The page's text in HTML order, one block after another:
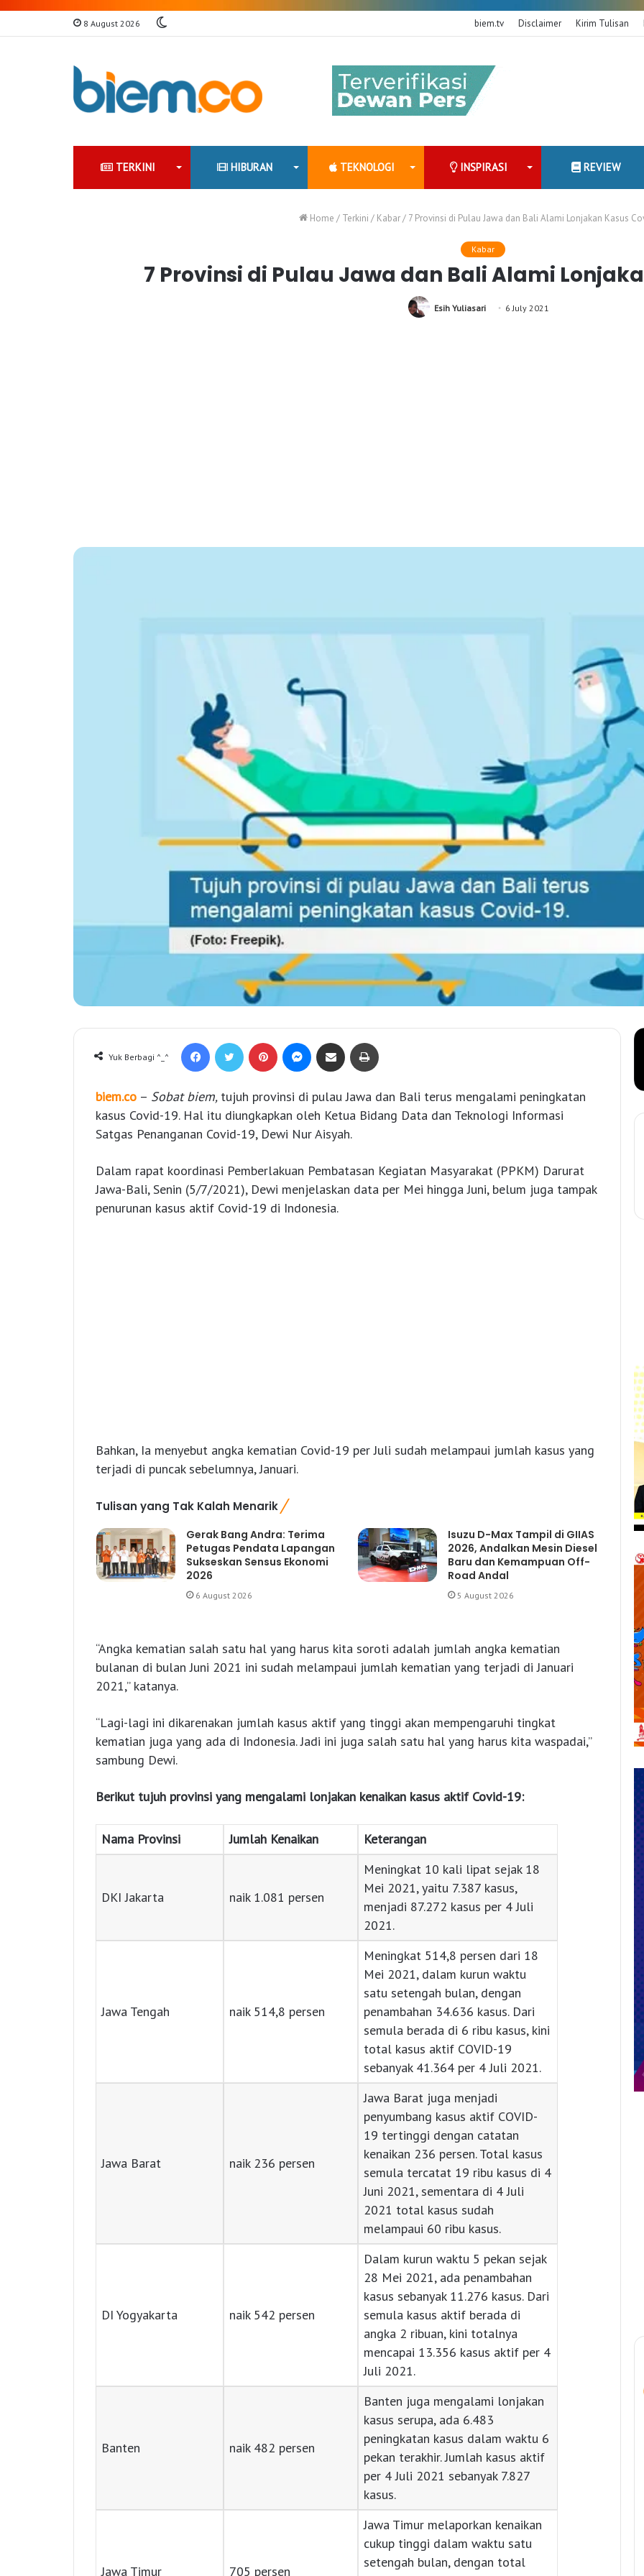
8 August 2026 biem.tv Disclaimer Kirim Tulisan
TERKINI HIBURAN TEKNOLOGI INSPIRASI REVIEW
Home / Terkini / Kabar / 7 Provinsi di Pulau Jawa dan Bali Alami Lonjakan Kasus
Kabar
7 Provinsi di Pulau Jawa dan Bali Alami
Esih Yuliasari 6 July 2021
Yuk Berbagi ^_^
biem.co – Sobat biem, tujuh provinsi di pulau Jawa dan Bali terus mengalami peningkatan
kasus Covid-19. Hal itu diungkapkan oleh Ketua Bidang Data dan Teknologi Informasi
Satgas Penanganan Covid-19, Dewi Nur Aisyah.
Dalam rapat koordinasi Pemberlakuan Pembatasan Kegiatan Masyarakat (PPKM) Darurat
Jawa-Bali, Senin (5/7/2021), Dewi menjelaskan data per Mei hingga Juni, belum juga tampak
penurunan kasus aktif Covid-19 di Indonesia.
Bahkan, Ia menyebut angka kematian Covid-19 per Juli sudah melampaui jumlah kasus yang
terjadi di puncak sebelumnya, Januari.
Tulisan yang Tak Kalah Menarik
Gerak Bang Andra: Terima
Petugas Pendata Lapangan
Sukseskan Sensus Ekonomi
2026
6 August 2026
Isuzu D-Max Tampil di GIIAS
2026, Andalkan Mesin Diesel
Baru dan Kemampuan Off-
Road Andal
5 August 2026
“Angka kematian salah satu hal yang harus kita soroti adalah jumlah angka kematian
bulanan di bulan Juni 2021 ini sudah melampaui jumlah kematian yang terjadi di Januari
2021,” katanya.
“Lagi-lagi ini dikarenakan jumlah kasus aktif yang tinggi akan mempengaruhi tingkat
kematian juga yang ada di Indonesia. Jadi ini juga salah satu hal yang harus kita waspadai,”
sambung Dewi.
Berikut tujuh provinsi yang mengalami lonjakan kenaikan kasus aktif Covid-19:
Nama Provinsi Jumlah Kenaikan Keterangan
DKI Jakarta naik 1.081 persen
Meningkat 10 kali lipat sejak 18
Mei 2021, yaitu 7.387 kasus,
menjadi 87.272 kasus per 4 Juli
2021.
Jawa Tengah naik 514,8 persen
Meningkat 514,8 persen dari 18
Mei 2021, dalam kurun waktu
satu setengah bulan, dengan
penambahan 34.636 kasus. Dari
semula berada di 6 ribu kasus, kini
total kasus aktif COVID-19
sebanyak 41.364 per 4 Juli 2021.
Jawa Barat naik 236 persen
Jawa Barat juga menjadi
penyumbang kasus aktif COVID-
19 tertinggi dengan catatan
kenaikan 236 persen. Total kasus
semula tercatat 19 ribu kasus di 4
Juni 2021, sementara di 4 Juli
2021 total kasus sudah
melampaui 60 ribu kasus.
DI Yogyakarta naik 542 persen
Dalam kurun waktu 5 pekan sejak
28 Mei 2021, ada penambahan
kasus sebanyak 11.276 kasus. Dari
semula kasus aktif berada di
angka 2 ribuan, kini totalnya
mencapai 13.356 kasus aktif per 4
Juli 2021.
Banten naik 482 persen
Banten juga mengalami lonjakan
kasus serupa, ada 6.483
peningkatan kasus dalam waktu 6
pekan terakhir. Jumlah kasus aktif
per 4 Juli 2021 sebanyak 7.827
kasus.
Jawa Timur 705 persen
Jawa Timur melaporkan kenaikan
cukup tinggi dalam waktu satu
setengah bulan, dengan total